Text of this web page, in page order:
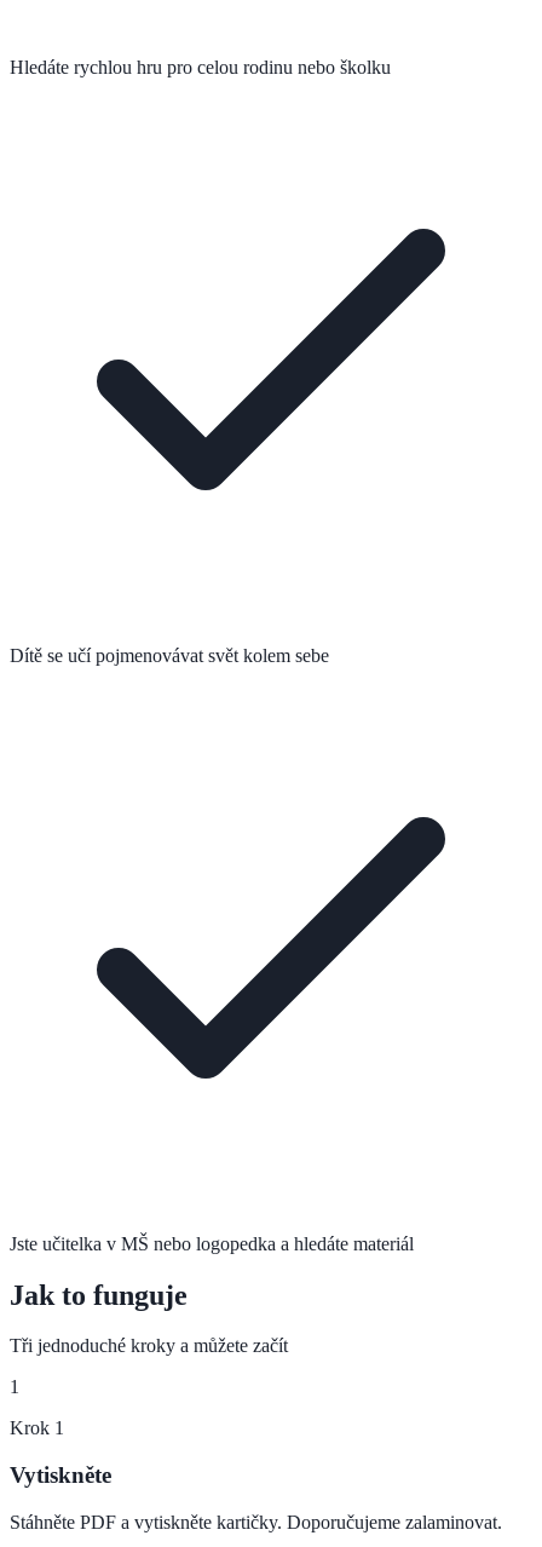
Hledáte rychlou hru pro celou rodinu nebo školku
Dítě se učí pojmenovávat svět kolem sebe
Jste učitelka v MŠ nebo logopedka a hledáte materiál
Jak to funguje
Tři jednoduché kroky a můžete začít
1
Krok 1
Vytiskněte
Stáhněte PDF a vytiskněte kartičky. Doporučujeme zalaminovat.